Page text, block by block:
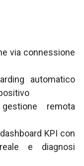
via connessione
automatico
remota
KPI con
e diagnosi